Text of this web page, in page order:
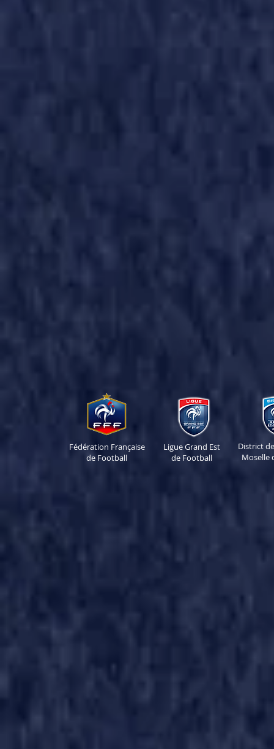
Fédération Française
de Football
Ligue Grand Est
de Football
District
Moselle